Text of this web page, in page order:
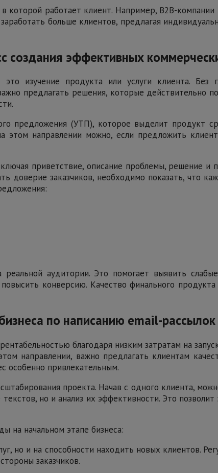
работает клиент. Например, B2B-
больше клиентов, предлагая
создания эффективных
изучение продукта или услуги клиента. Без
предлагать решения, которые
предложения (УТП), которое выделит продукт
этом направлении можно, если предложить
приветствие, описание проблемы, решение
доверие заказчиков, необходимо показать, что
аудитории. Это помогает выявить
конверсию. Качество финального
по написанию email-рассылок
благодаря низким затратам на
направлении, важно предлагать клиентам
особенно привлекательным.
проекта. Начав с одного клиента,
но и анализ их эффективности. Это
на начальном этапе бизнеса:
но и на способности находить новых клиентов.
заказчиков.